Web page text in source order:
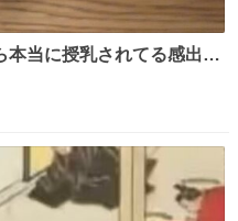
当に授乳されてる感出る